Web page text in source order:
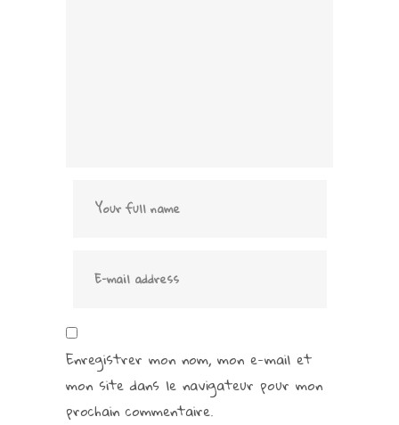
Enregistrer mon nom, mon e-mail et
mon site dans le navigateur pour mon
prochain commentaire.